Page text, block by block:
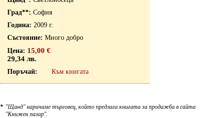
София
2009 г.
Много добро
15,00 €
29,34 лв.
Към книгата
* "Щанд" наричаме търговец, който предлага книгата за продажба в сайта
"Книжен пазар".